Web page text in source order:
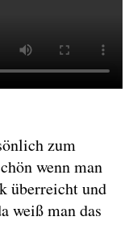
zum
wenn man
überreicht und
weiß man das